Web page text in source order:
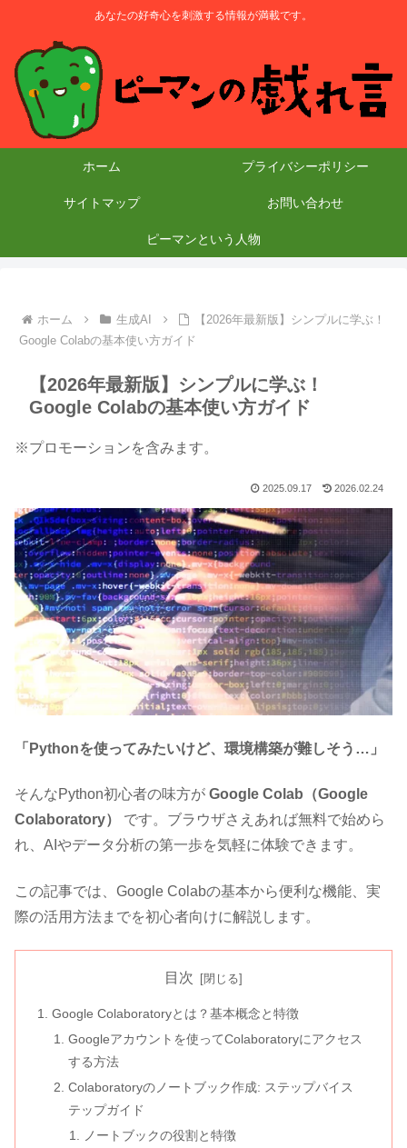
あなたの好奇心を刺激する情報が満載です。
ホーム プライバシーポリシー
サイトマップ お問い合わせ
ピーマンという人物
ホーム 生成AI
【2026年最新版】シンプルに学ぶ！
Google Colabの基本使い方ガイド
【2026年最新版】シンプルに学ぶ！
Google Colabの基本使い方ガイド
※プロモーションを含みます。
2025.09.17 2026.02.24
「Pythonを使ってみたいけど、環境構築が難しそう…」
そんなPython初心者の味方が Google Colab（Google
Colaboratory）
です。ブラウザさえあれば無料で始めら
れ、AIやデータ分析の第一歩を気軽に体験できます。
この記事では、Google Colabの基本から便利な機能、実
際の活用方法までを初心者向けに解説します。
目次
Google Colaboratoryとは？基本概念と特徴
Googleアカウントを使ってColaboratoryにアクセス
する方法
Colaboratoryのノートブック作成: ステップバイス
テップガイド
ノートブックの役割と特徴